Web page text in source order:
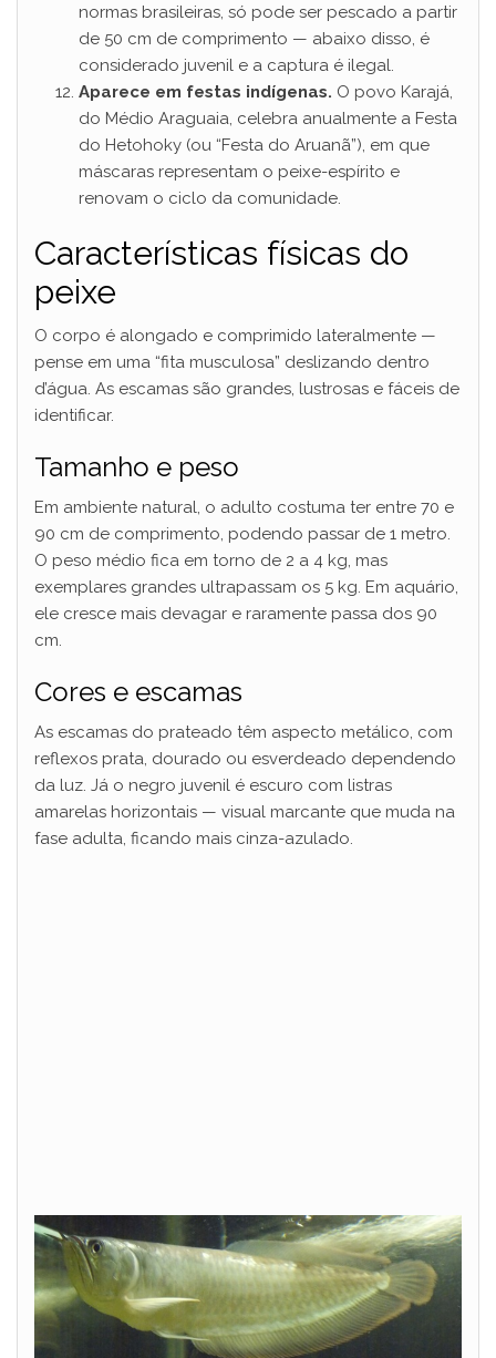
normas brasileiras, só pode ser pescado a partir
de 50 cm de comprimento — abaixo disso, é
considerado juvenil e a captura é ilegal.
Aparece em festas indígenas. O povo Karajá,
do Médio Araguaia, celebra anualmente a Festa
do Hetohoky (ou “Festa do Aruanã”), em que
máscaras representam o peixe-espírito e
renovam o ciclo da comunidade.
Características físicas do
peixe
O corpo é alongado e comprimido lateralmente —
pense em uma “fita musculosa” deslizando dentro
d’água. As escamas são grandes, lustrosas e fáceis de
identificar.
Tamanho e peso
Em ambiente natural, o adulto costuma ter entre 70 e
90 cm de comprimento, podendo passar de 1 metro.
O peso médio fica em torno de 2 a 4 kg, mas
exemplares grandes ultrapassam os 5 kg. Em aquário,
ele cresce mais devagar e raramente passa dos 90
cm.
Cores e escamas
As escamas do prateado têm aspecto metálico, com
reflexos prata, dourado ou esverdeado dependendo
da luz. Já o negro juvenil é escuro com listras
amarelas horizontais — visual marcante que muda na
fase adulta, ficando mais cinza-azulado.